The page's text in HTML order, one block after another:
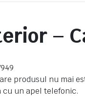
–
produsul nu mai
cu un apel telefonic.